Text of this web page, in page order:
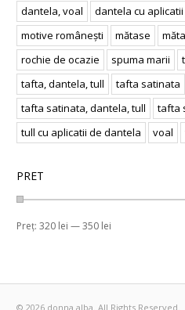
dantela, voal
dantela cu aplicatii
motive românești
mătase
rochie de ocazie
spuma marii
tafta, dantela, tull
tafta satinata
tafta satinata, dantela, tull
tafta
tull cu aplicatii de dantela
voal
PRET
Preț:320 lei —350 lei
© 2026 donna alba. All Rights Reserved.